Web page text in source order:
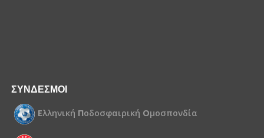
ΣΥΝΔΕΣΜΟΙ
Ελληνική Ποδοσφαιρική Ομοσπονδία